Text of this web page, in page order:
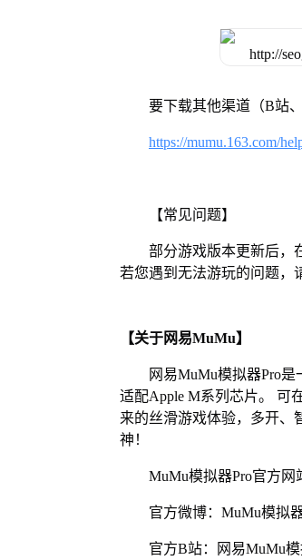
要下载其他渠道（B站
https://mumu.163.com/
【常见问题】
部分游戏版本更新后，
若您遇到无法游玩的问题，
【关于网易MuMu】
网易MuMu模拟器Pro
适配Apple M系列芯片。 可
来的丝滑游戏体验，多开、
神！
MuMu模拟器Pro官方网
官方微博：MuMu模拟
官方B站：网易MuMu